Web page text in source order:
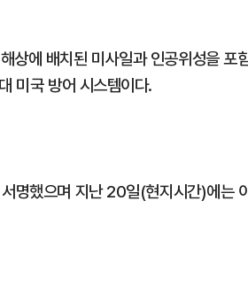
상에 배치된 미사일과 인공위성을 포
미국 방어 시스템이다.
명했으며 지난 20일(현지시간)에는